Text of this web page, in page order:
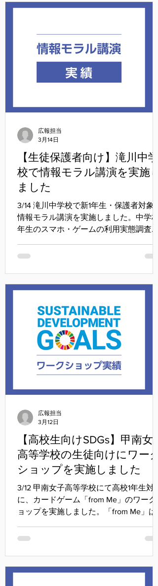
次の通り。 ・SNSに関する世界の潮流と
ゲームはやめられないのか～設計された
最強の誘惑「スワイプ」～ ・最上位目標
は「睡眠」です～子どもの成長に合わせ
てルールを運用しましょう～
【生徒保護者向け】滝川中学
校で情報モラル講演を実施し
ました
3/14 滝川中学校で新1年生・保護者対象に
情報モラル講演を実施しました。中学校1
年生のスマホ・ゲームの利用実態調査を
作り方のポイントなどを紹介しました。
広報担当
3月14日
【高校生向けSDGs】甲南女子
高等学校の生徒向けにワーク
ショップを実施しました
3/12 甲南女子高等学校にて高校1年生対象
に、カードゲーム「from Me」のワークシ
ョップを実施しました。「from Me」は
の使い方を通して、自分のウェルビーイ
係性を疑似体験できるカードゲームで
す。
広報担当
3月12日